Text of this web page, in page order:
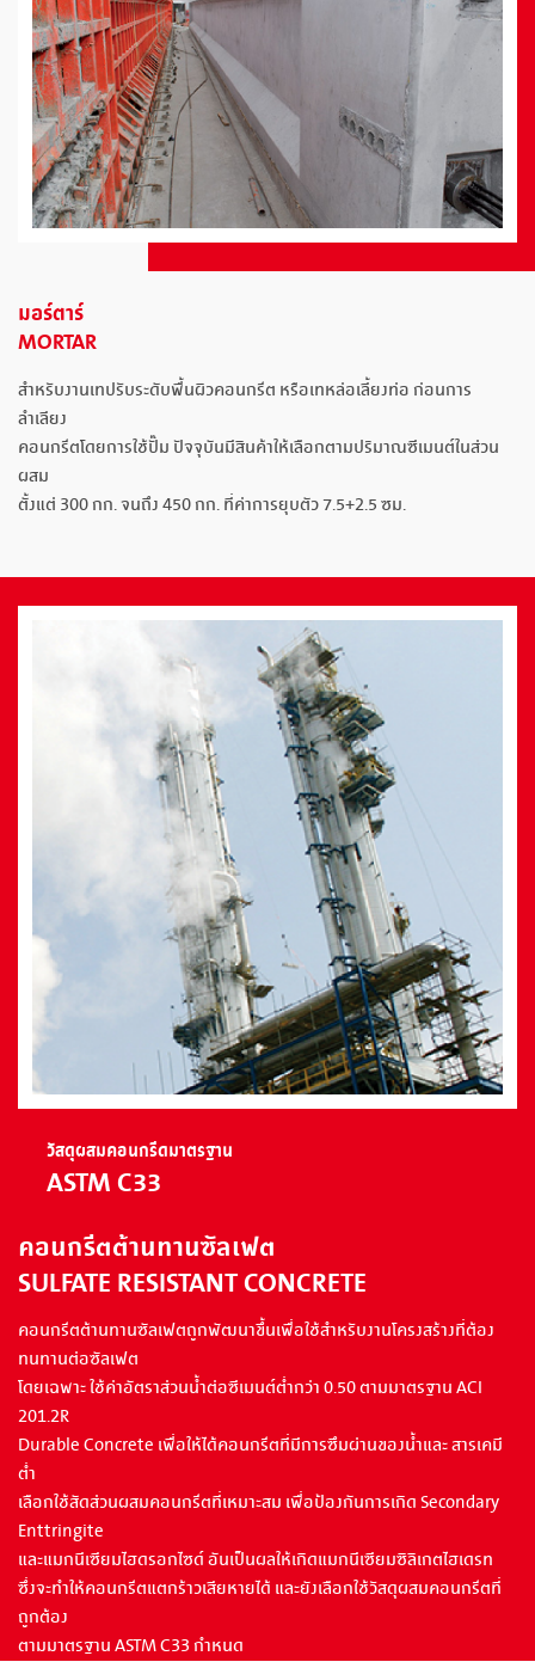
มอร์ตาร์
MORTAR
สำหรับงานเทปรับระดับพื้นผิวคอนกรีต หรือเทหล่อเลี้ยงท่อ ก่อนการ
ลำเลียง
คอนกรีตโดยการใช้ปั๊ม ปัจจุบันมีสินค้าให้เลือกตามปริมาณซีเมนต์ในส่วน
ผสม
ตั้งแต่ 300 กก. จนถึง 450 กก. ที่ค่าการยุบตัว 7.5+2.5 ซม.
วัสดุผสมคอนกรีดมาตรฐาน
ASTM C33
คอนกรีตต้านทานซัลเฟต
SULFATE RESISTANT CONCRETE
คอนกรีตต้านทานซัลเฟตถูกพัฒนาขึ้นเพื่อใช้สำหรับงานโครงสร้างที่ต้อง
ทนทานต่อซัลเฟต
โดยเฉพาะ ใช้ค่าอัตราส่วนน้ำต่อซีเมนต์ต่ำกว่า 0.50 ตามมาตรฐาน ACI
201.2R
Durable Concrete เพื่อให้ได้คอนกรีตที่มีการซึมผ่านของน้ำและ สารเคมี
ต่ำ
เลือกใช้สัดส่วนผสมคอนกรีตที่เหมาะสม เพื่อป้องกันการเกิด Secondary
Enttringite
และแมกนีเซียมไฮดรอกไซด์ อันเป็นผลให้เกิดแมกนีเซียมซิลิเกตไฮเดรท
ซึ่งจะทำให้คอนกรีตแตกร้าวเสียหายได้ และยังเลือกใช้วัสดุผสมคอนกรีตที่
ถูกต้อง
ตามมาตรฐาน ASTM C33 กำหนด